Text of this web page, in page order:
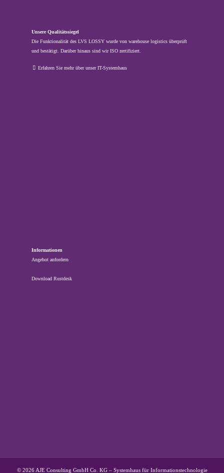
Unsere Qualitätssiegel
Die Funktionalität des LVS LOSSY wurde von warehouse logistics überprüft
und bestätigt. Darüber hinaus sind wir ISO zertifiziert.
Erfahren Sie mehr über unser IT-Systemhaus
Informationen
Angebot anfordern
Download Rustdesk
© 2026 AJE Consulting GmbH Co. KG – Systemhaus für Informationstechnologie